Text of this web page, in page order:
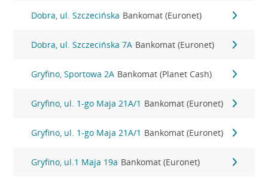
Dobra, ul. Szczecińska Bankomat (Euronet)
Dobra, ul. Szczecińska 7A Bankomat (Euronet)
Gryfino, Sportowa 2A Bankomat (Planet Cash)
Gryfino, ul. 1-go Maja 21A/1 Bankomat (Euronet)
Gryfino, ul. 1-go Maja 21A/1 Bankomat (Euronet)
Gryfino, ul.1 Maja 19a Bankomat (Euronet)